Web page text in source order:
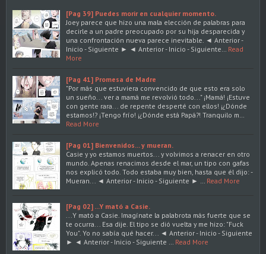
[Pag 39] Puedes morir en cualquier momento.
Joey parece que hizo una mala elección de palabras para
decirle a un padre preocupado por su hija desparecida y
una confrontación nueva parece inevitable. ◄ Anterior -
Inicio - Siguiente ► ◄ Anterior - Inicio - Siguiente…
Read
More
[Pag 41] Promesa de Madre
"Por más que estuviera convencido de que esto era solo
un sueño... ver a mamá me revolvió todo..." ¡Mamá! ¡Estuve
con gente rara... de repente desperté con ellos! ¡¿Dónde
estamos!? ¡Tengo frío! ¡¿Dónde está Papá?! Tranquilo m…
Read More
[Pag 01] Bienvenidos... y mueran.
Casie y yo estamos muertos... y volvimos a renacer en otro
mundo. Apenas renacimos desde el mar, un tipo con gafas
nos explicó todo. Todo estaba muy bien, hasta que él dijo: -
Mueran... ◄ Anterior - Inicio - Siguiente ► …
Read More
[Pag 02] ...Y mató a Casie.
...Y mató a Casie. Imagínate la palabrota más fuerte que se
te ocurra... Esa dije. El tipo se dió vuelta y me hizo: "Fuck
You". Yo no sabía qué hacer... ◄ Anterior - Inicio - Siguiente
► ◄ Anterior - Inicio - Siguiente …
Read More